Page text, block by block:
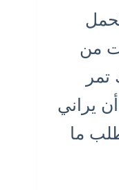
4 مرات من
تمر
يراني
ما